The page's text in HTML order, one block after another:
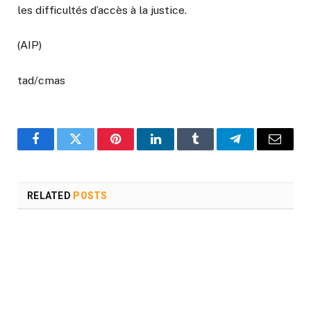
les difficultés d’accès à la justice.
(AIP)
tad/cmas
FacebookTwitter PinterestLinkedInTumblr TelegramEmail
RELATED POSTS